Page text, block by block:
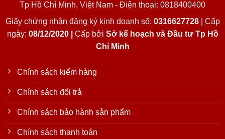
Tp Hồ Chí Minh, Việt Nam - Điện thoại: 0818400400
Giấy chứng nhận đăng ký kinh doanh số: 0316627728| Cấp
ngày: 08/12/2020 | Cấp bởi Sở kế hoạch và Đầu tư Tp Hồ
Chí Minh
Chính sách kiểm hàng
Chính sách đổi trả
Chính sách bảo hành sản phẩm
Chính sách thanh toán